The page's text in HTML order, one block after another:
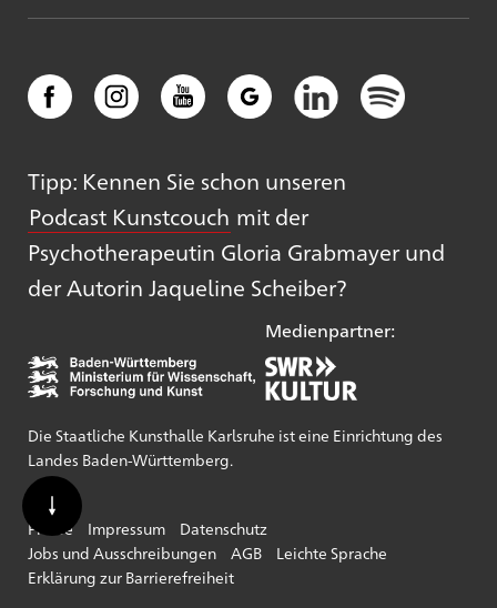
Tipp: Kennen Sie schon unseren
Podcast Kunstcouch mit der
Psychotherapeutin Gloria Grabmayer und
der Autorin Jaqueline Scheiber?
Medienpartner:
Die Staatliche Kunsthalle Karlsruhe ist eine Einrichtung des
Landes Baden-Württemberg.
Presse Impressum
Datenschutz
Jobs und Ausschreibungen
AGB
Leichte Sprache
Erklärung zur Barrierefreiheit